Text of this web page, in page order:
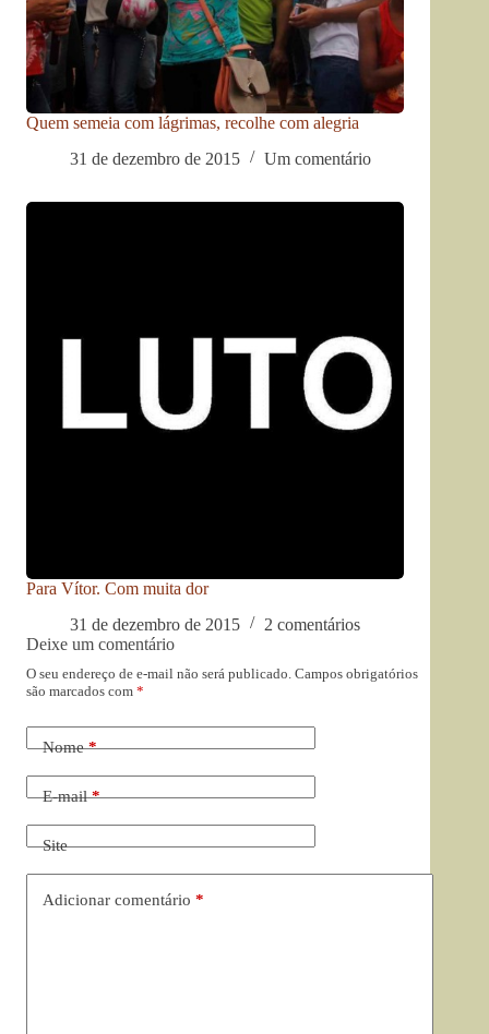
Quem semeia com lágrimas, recolhe com alegria
31 de dezembro de 2015
Um comentário
Para Vítor. Com muita dor
31 de dezembro de 2015
2 comentários
Deixe um comentário
O seu endereço de e-mail não será publicado. Campos obrigatórios
são marcados com *
Nome*
E-mail*
Site
Adicionar comentário *